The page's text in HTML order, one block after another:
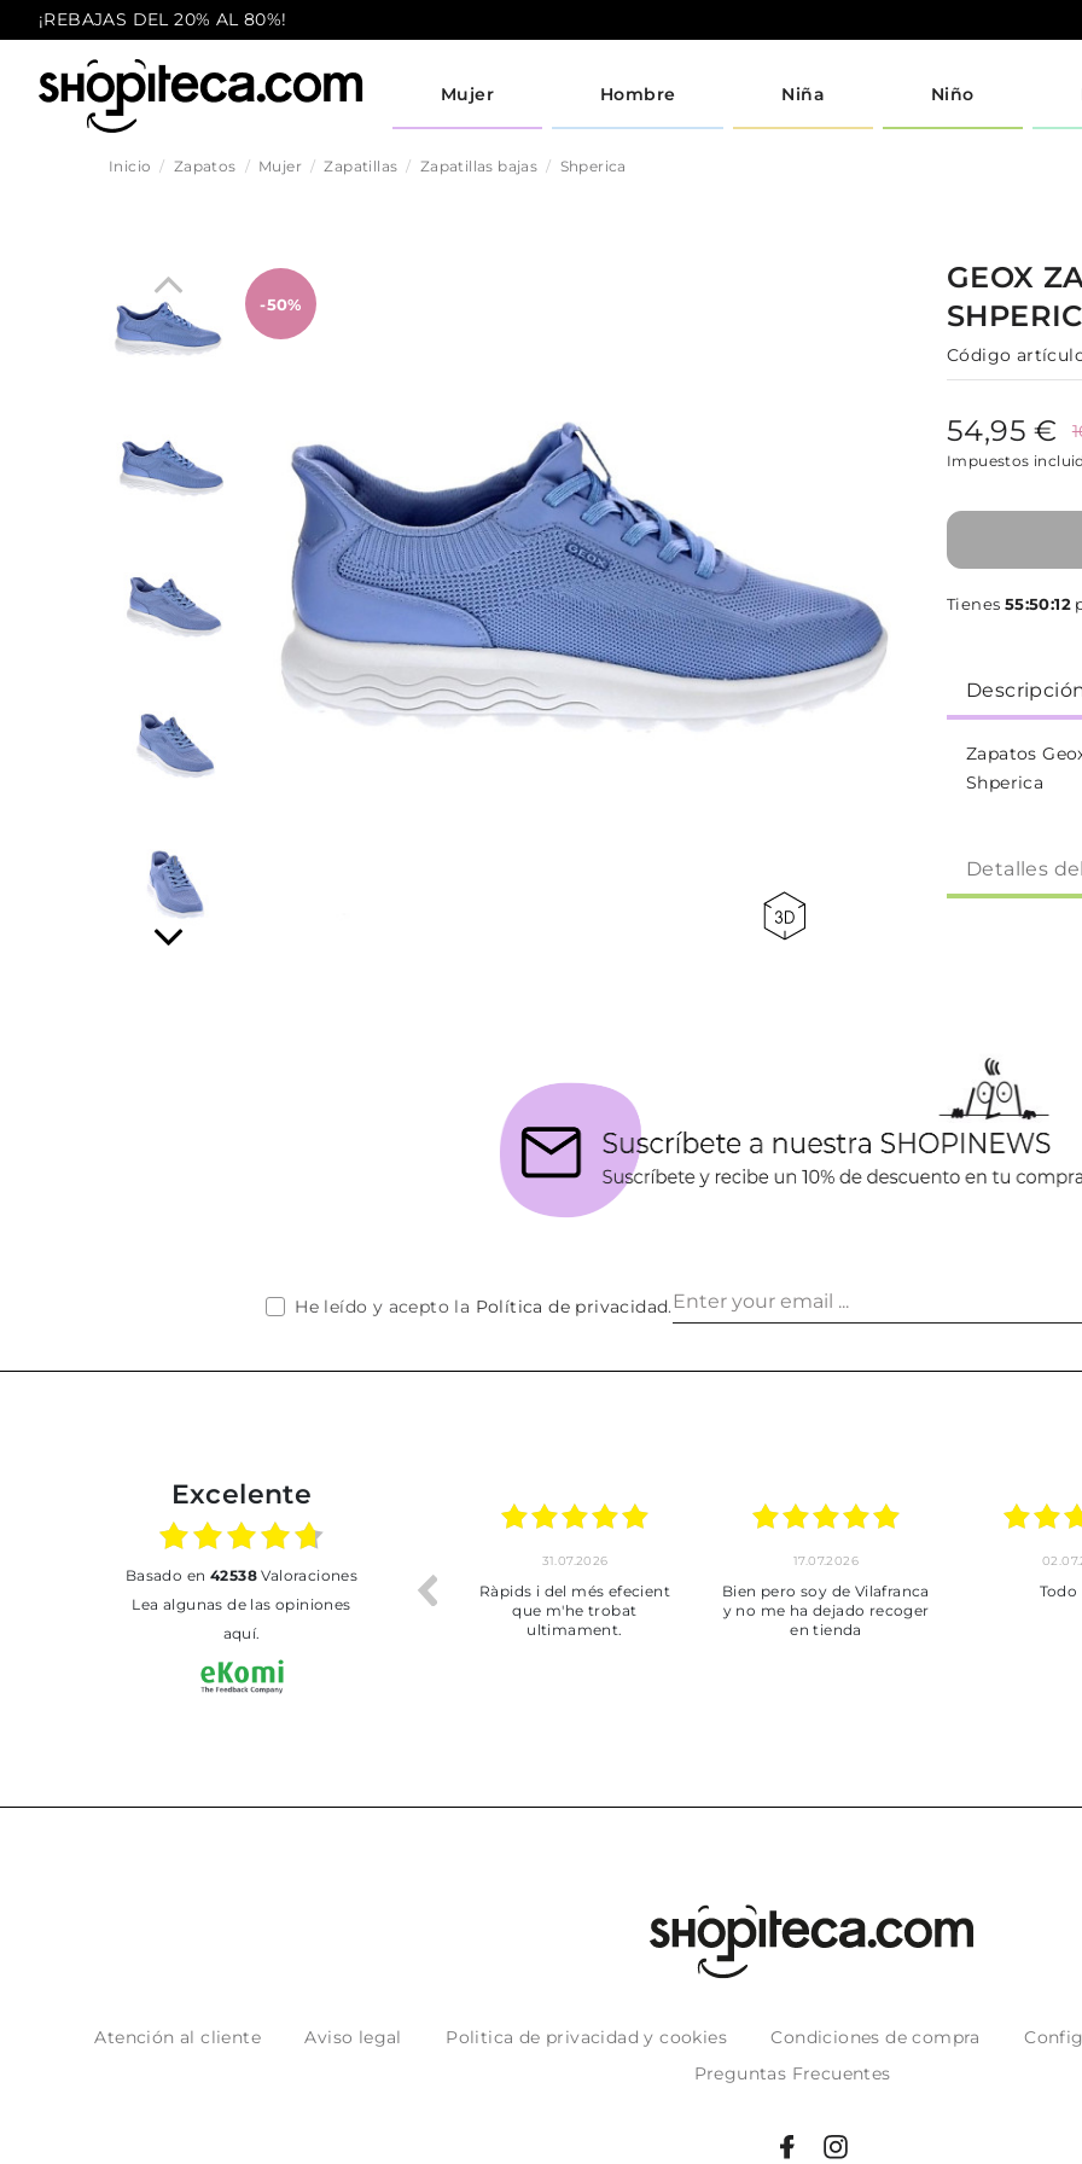
¡REBAJAS DEL 20% AL 80%!
Mujer Hombre Niña Niño
Inicio Zapatos Mujer Zapatillas Zapatillas bajas Shperica
-50%
GEOX
Código
54,95 €
Impuestos
Tienes 55:50:11
Zapatos
Shperica
Detalles
He leído y acepto la Política de privacidad.
Excelente
basado en 42538Valoraciones
Lea algunas de las opiniones
aquí.
BUENA Tot perfecte ***
Atención al cliente Aviso legal Politica de privacidad y cookies Condiciones de compra
Preguntas Frecuentes